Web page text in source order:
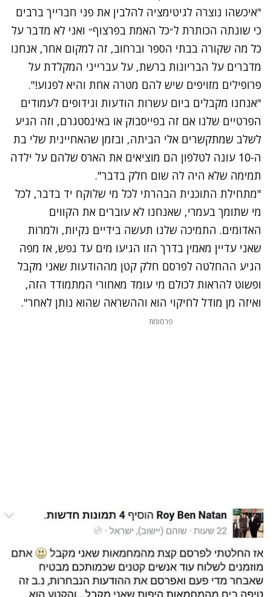
"איכשהו נוצרה לגיטימציה להלבין את פני חברייך ברבים
כי שונתה הכותרת ל״כל האמת בפרצוף״ ואני לא מדבר על
כל מה שקורה בבתי הספר וברחוב, זה למקום אחר, אנחנו
מדברים על הבריונות ברשת, על עברייני המקלדת על
פרופילים מזויפים שיש להם מטרה אחת והיא לפגוע!".
"אנחנו מקבלים ביום עשרות הודעות וגידופים לעמודים
הפרטיים שלנו אם זה בפייסבוק או באינסטגרם, וזה הגיע
לשלב שמתקשרים אלי הביתה, ובזמן שהאחיינית שלי בת
ה-10 עונה לטלפון הם מוציאים את הארס שלהם על ילדה
תמימה שלא היה לה שום חלק בדבר".
"מתחילת התוכנית הבהרתי לכל מי שלוקח יד בדבר, לכל
מי שתומך בעמרי, שאנחנו לא עוברים את הקווים
האדומים. התמיכה שלנו תעשה בידיים נקיות, ולמרות
שאני עדיין מאמין בדרך הזו הגיעו מים עד נפש, אז מפה
הגיע ההחלטה לפרסם חלק קטן מההודעות שאני מקבל
ופשוט להראות לכולם מי עומד מאחורי המתמודד הזה,
ואיזה מן מודל לחיקוי הוא וההשראה שהוא נותן לאחר".
פרסומת